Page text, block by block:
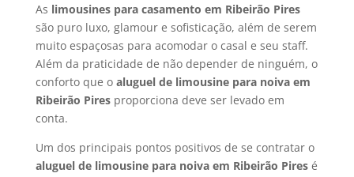
As limousines para casamento em Ribeirão Pires
são puro luxo, glamour e sofisticação, além de serem
muito espaçosas para acomodar o casal e seu staff.
Além da praticidade de não depender de ninguém, o
conforto que o aluguel de limousine para noiva em
Ribeirão Pires proporciona deve ser levado em
conta.
Um dos principais pontos positivos de se contratar o
aluguel de limousine para noiva em Ribeirão Piresé